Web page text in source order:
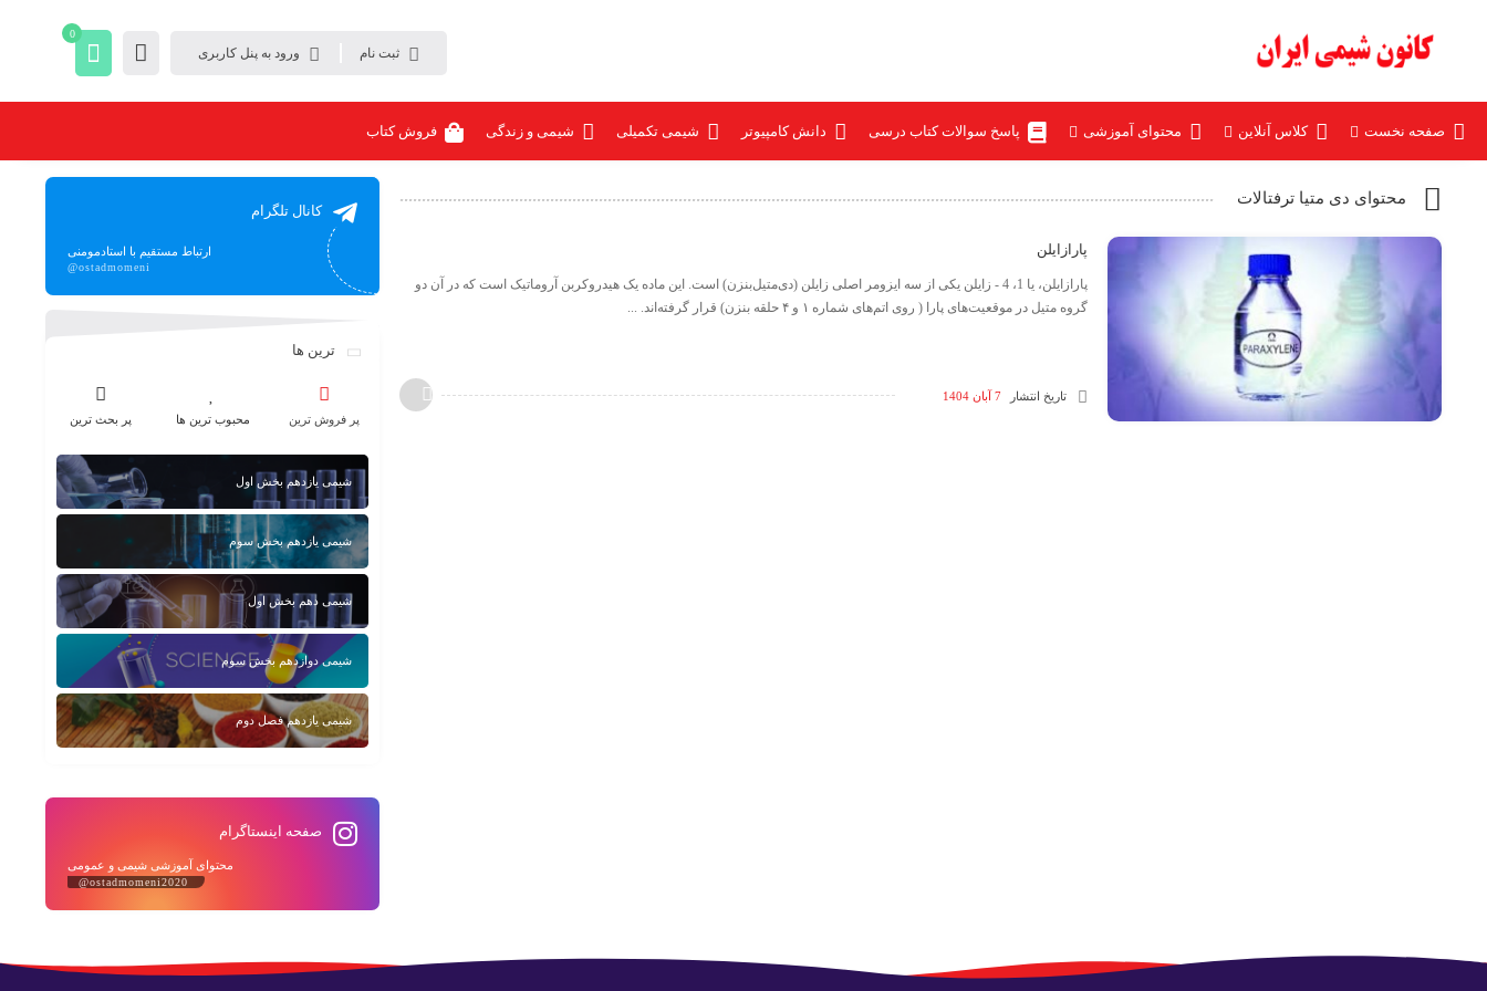
ثبت نام ورود به پنل کاربری
0
صفحه نخست کلاس آنلاین محتوای آموزشی پاسخ سوالات کتاب درسی دانش کامپیوتر شیمی تکمیلی شیمی و زندگی فروش کتاب
محتوای دی متیا ترفتالات
پارازایلن
پارازایلن، یا 1، 4 - زایلن یکی از سه ایزومر اصلی زایلن (دی‌متیل‌بنزن) است. این ماده یک هیدروکربن آروماتیک است که در آن دو
گروه متیل در موقعیت‌های پارا ( روی اتم‌های شماره ۱ و ۴ حلقه بنزن) قرار گرفته‌اند. ...
تاریخ انتشار 7 آبان 1404
کانال تلگرام
ارتباط مستقیم با استادمومنی
@ostadmomeni
ترین ها
پر فروش ترین محبوب ترین ها پر بحث ترین
شیمی یازدهم بخش اول
شیمی یازدهم بخش سوم
شیمی دهم بخش اول
شیمی دوازدهم بخش سوم
شیمی یازدهم فصل دوم
صفحه اینستاگرام
محتوای آموزشی شیمی و عمومی
@ostadmomeni2020